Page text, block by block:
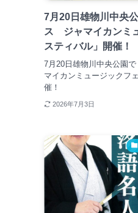
7月20日雄物川中央
ス ジャマイカンミ
スティバル」開催！
7月20日雄物川中央公園
マイカンミュージックフ
催！
2026年7月3日